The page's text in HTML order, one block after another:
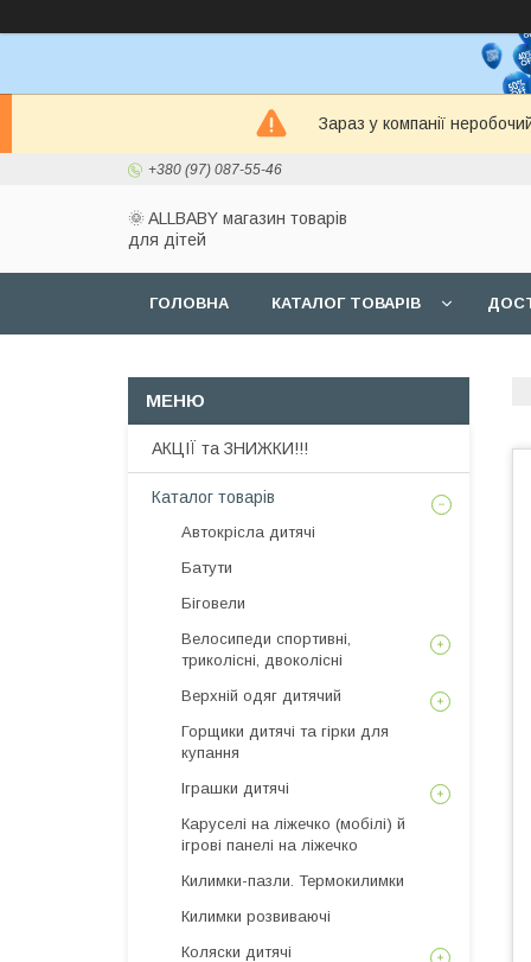
Зараз у компанії
+380 (97) 087-55-46
🌞 ALLBABY магазин товарів
для дітей
ГОЛОВНА КАТАЛОГ ТОВАРІВ
АКЦІЇ та ЗНИЖКИ!!!
Каталог товарів
Автокрісла дитячі
Батути
Біговели
Велосипеди спортивні,
триколісні, двоколісні
Верхній одяг дитячий
Горщики дитячі та гірки для
купання
Іграшки дитячі
Каруселі на ліжечко (мобілі) й
ігрові панелі на ліжечко
Килимки-пазли. Термокилимки
Килимки розвиваючі
Коляски дитячі